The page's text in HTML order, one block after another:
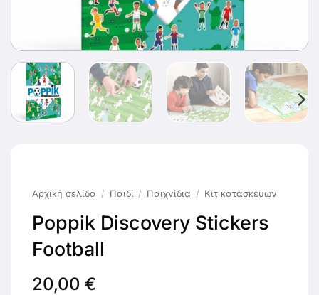
Αρχική σελίδα / Παιδί / Παιχνίδια / Κιτ κατασκευών
Poppik Discovery Stickers
Football
20,00 €